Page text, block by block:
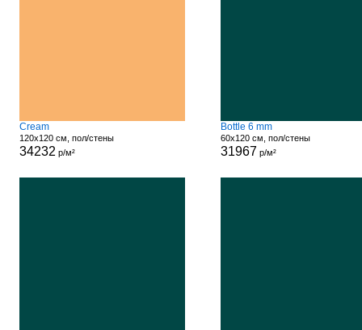
Cream
120x120 см, пол/стены
34232 р/м²
Bottle 6 mm
60x120 см, пол/стены
31967 р/м²